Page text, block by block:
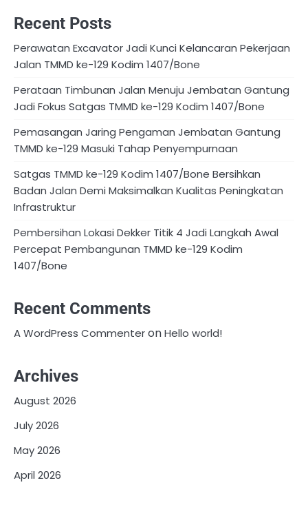
Recent Posts
Perawatan Excavator Jadi Kunci Kelancaran Pekerjaan
Jalan TMMD ke-129 Kodim 1407/Bone
Perataan Timbunan Jalan Menuju Jembatan Gantung
Jadi Fokus Satgas TMMD ke-129 Kodim 1407/Bone
Pemasangan Jaring Pengaman Jembatan Gantung
TMMD ke-129 Masuki Tahap Penyempurnaan
Satgas TMMD ke-129 Kodim 1407/Bone Bersihkan
Badan Jalan Demi Maksimalkan Kualitas Peningkatan
Infrastruktur
Pembersihan Lokasi Dekker Titik 4 Jadi Langkah Awal
Percepat Pembangunan TMMD ke-129 Kodim
1407/Bone
Recent Comments
A WordPress CommenteronHello world!
Archives
August 2026
July 2026
May 2026
April 2026